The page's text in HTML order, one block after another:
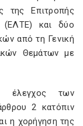
της Επιτροπής
(ΕΛΤΕ) και δύο
από τη Γενική
Θεμάτων με
έλεγχος των
2 κατόπιν
η χορήγηση της